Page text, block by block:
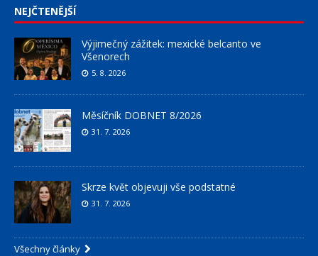
NEJČTENĚJŠÍ
Výjimečný zážitek: mexické belcanto ve
Všenorech
5. 8. 2026
Měsíčník DOBNET 8/2026
31. 7. 2026
Skrze květ objevuji vše podstatné
31. 7. 2026
Všechny články